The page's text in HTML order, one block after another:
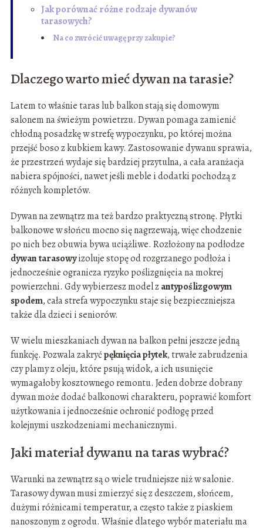
Jak porównać różne rodzaje dywanów
tarasowych?
Na co zwrócić uwagę przy zakupie?
Dlaczego warto mieć dywan na tarasie?
Latem to właśnie taras lub balkon stają się domowym
salonem na świeżym powietrzu. Dywan pomaga zamienić
chłodną posadzkę w strefę wypoczynku, po której można
przejść boso z kubkiem kawy. Zastosowanie dywanu sprawia,
że przestrzeń wydaje się bardziej przytulna, a cała aranżacja
nabiera spójności, nawet jeśli meble i dodatki pochodzą z
różnych kompletów.
Dywan na zewnątrz ma też bardzo praktyczną stronę. Płytki
balkonowe w słońcu mocno się nagrzewają, więc chodzenie
po nich bez obuwia bywa uciążliwe. Rozłożony na podłodze
dywan tarasowyizoluje stopę od rozgrzanego podłoża i
jednocześnie ogranicza ryzyko poślizgnięcia na mokrej
powierzchni. Gdy wybierzesz model zantypoślizgowym
spodem, cała strefa wypoczynku staje się bezpieczniejsza
także dla dzieci i seniorów.
W wielu mieszkaniach dywan na balkon pełni jeszcze jedną
funkcję. Pozwala zakryćpęknięcia płytek, trwałe zabrudzenia
czy plamy z oleju, które psują widok, a ich usunięcie
wymagałoby kosztownego remontu. Jeden dobrze dobrany
dywan może dodać balkonowi charakteru, poprawić komfort
użytkowania i jednocześnie ochronić podłogę przed
kolejnymi uszkodzeniami mechanicznymi.
Jaki materiał dywanu na taras wybrać?
Warunki na zewnątrz są o wiele trudniejsze niż w salonie.
Tarasowy dywan musi zmierzyć się z deszczem, słońcem,
dużymi różnicami temperatur, a często także z piaskiem
nanoszonym z ogrodu. Właśnie dlatego wybór materiału ma